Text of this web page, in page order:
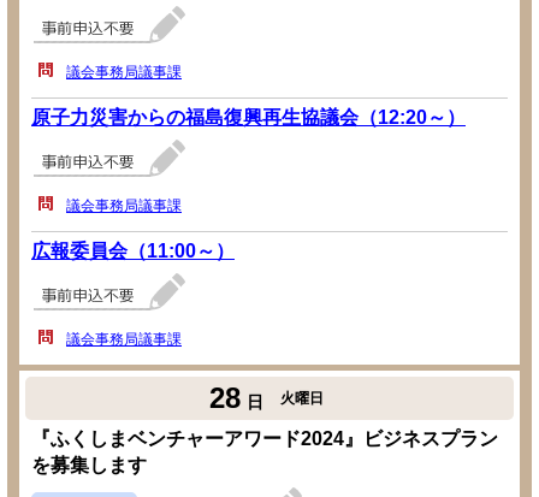
議会事務局議事課
原子力災害からの福島復興再生協議会（12:20～）
議会事務局議事課
広報委員会（11:00～）
議会事務局議事課
28 日 火曜日
『ふくしまベンチャーアワード2024』ビジネスプラン
を募集します